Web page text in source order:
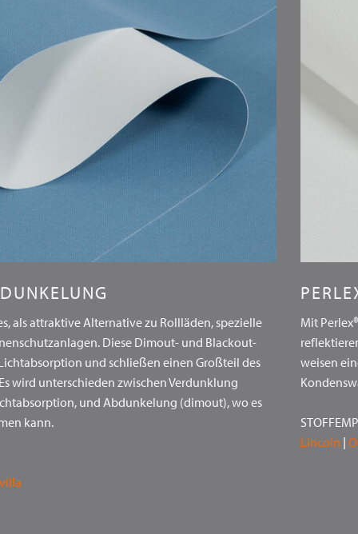
als attraktive Alternative zu Rollläden, spezielle
Diese Dimout- und Blackout-
und schließen einen Großteil des
wird unterschieden zwischen Verdunklung
und Abdunkelung (dimout), wo es
kann.
Mit
weisen
Lincoln |